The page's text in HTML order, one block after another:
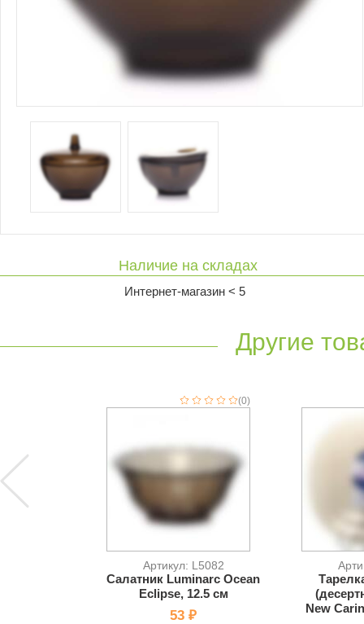
Наличие на складах
Интернет-магазин < 5
Другие
(0)
Артикул: L5082
Салатник Luminarc Ocean
Eclipse, 12.5 см
53 ₽
New